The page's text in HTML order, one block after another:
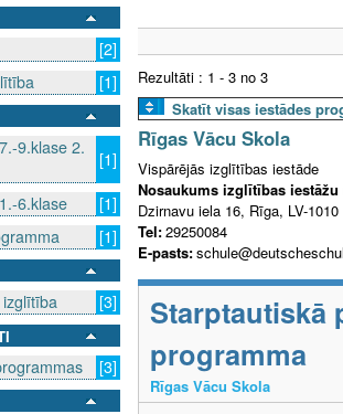
[2]
[1]
9.klase 2.
[1]
6.klase
[1]
[1]
[3]
[3]
Rezultāti : 1 - 3 no 3
Skatīt visas iestādes
Rīgas Vācu Skola
Vispārējās izglītības iestāde
Nosaukums izglītības
Dzirnavu iela 16, Rīga, LV-1010
Tel:29250084
E-pasts:
Starptautiskā
programma
Rīgas Vācu Skola